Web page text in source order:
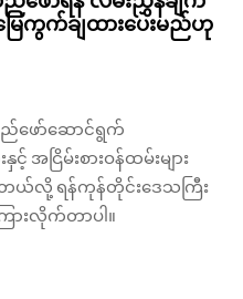
ြေကွက်ချထားပေးမည်ဟု
ည်ဖော်ဆောင်ရွက်
အငြိမ်းစားဝန်ထမ်းများ
တယ်လို့ ရန်ကုန်တိုင်းဒေသကြီး
ြားလိုက်တာပါ။